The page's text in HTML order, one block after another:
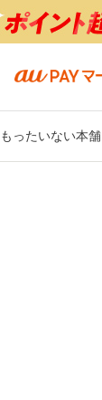
もったいない本舗